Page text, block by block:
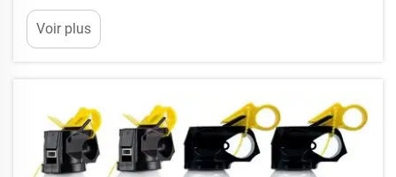
peut rendre n'importe quelle pièce spéciale et
animée. Mais que faire si vous ne savez pas quel
type de ballons choisir pour correspondre au
Voir plus